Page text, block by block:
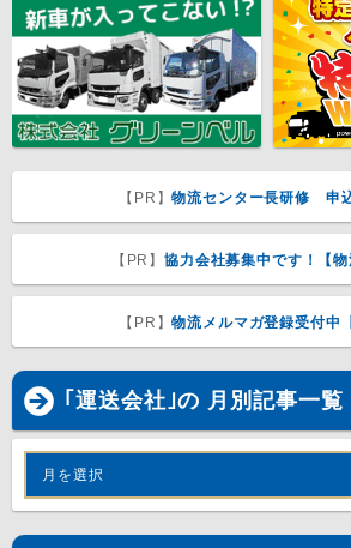
【PR】物流センター長研修 申
【PR】協力会社募集中です！【物
【PR】物流メルマガ登録受付中
｢運送会社｣の 月別記事一覧
月を選択